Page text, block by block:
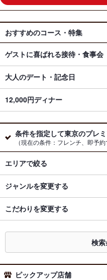
おすすめのコース・特集
ゲストに喜ばれる接待・食事会
大人のデート・記念日
12,000円ディナー
条件を指定して東京のプレ
（現在の条件：フレンチ、即予
エリアで絞る
ジャンルを変更する
こだわりを変更する
検
ピックアップ店舗